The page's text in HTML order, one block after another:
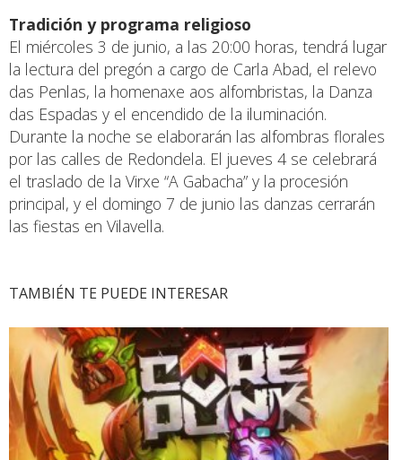
Tradición y programa religioso
El miércoles 3 de junio, a las 20:00 horas, tendrá lugar
la lectura del pregón a cargo de Carla Abad, el relevo
das Penlas, la homenaxe aos alfombristas, la Danza
das Espadas y el encendido de la iluminación.
Durante la noche se elaborarán las alfombras florales
por las calles de Redondela. El jueves 4 se celebrará
el traslado de la Virxe “A Gabacha” y la procesión
principal, y el domingo 7 de junio las danzas cerrarán
las fiestas en Vilavella.
TAMBIÉN TE PUEDE INTERESAR